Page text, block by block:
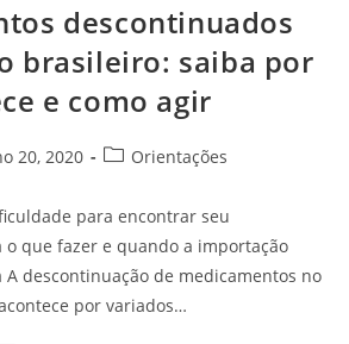
descontinuados
brasileiro: saiba por
e como agir
20, 2020 Orientações
para encontrar seu
o que fazer e quando a importação
A descontinuação de medicamentos no
por variados…